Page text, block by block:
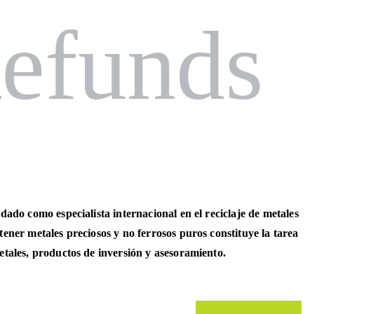
como especialista internacional en el reciclaje de metales
metales preciosos y no ferrosos puros constituye la tarea
productos de inversión y asesoramiento.